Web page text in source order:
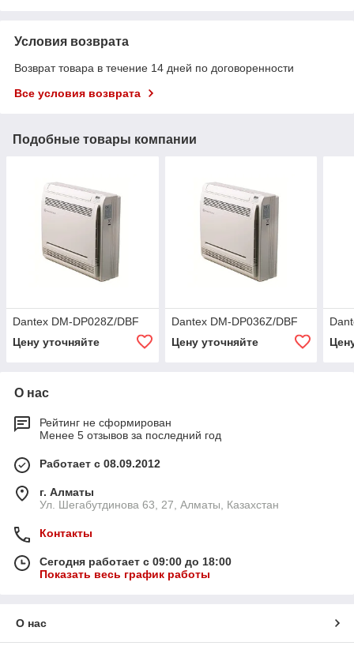
Условия возврата
Возврат товара в течение 14 дней по договоренности
Все условия возврата
Подобные товары компании
Dantex DM-DP028Z/DBF
Цену уточняйте
Dantex DM-DP036Z/DBF
Цену уточняйте
О нас
Рейтинг не сформирован
Менее 5 отзывов за последний год
Работает с 08.09.2012
г. Алматы
Ул. Шегабутдинова 63, 27, Алматы, Казахстан
Контакты
Сегодня работает с 09:00 до 18:00
Показать весь график работы
О нас